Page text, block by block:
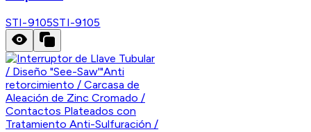
STI-9105STI-9105